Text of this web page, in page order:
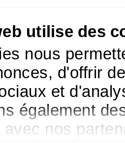
utilise des
nous
d'offrir
et
également
avec nos